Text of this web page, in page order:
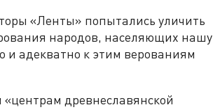
«Ленты» попытались уличить
народов, населяющих нашу
и адекватно к этим верованиям
древнеславянской